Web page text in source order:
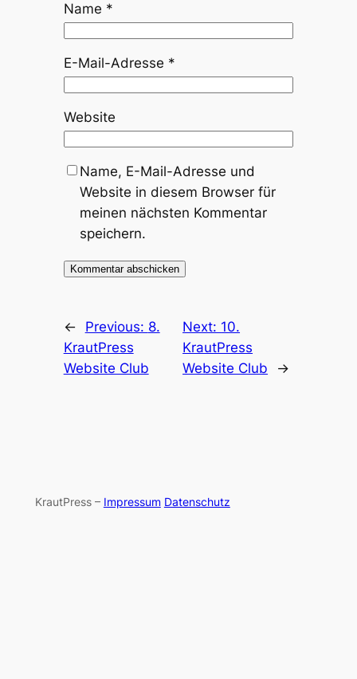
Name *
E-Mail-Adresse *
Website
Name, E-Mail-Adresse und
Website in diesem Browser für
meinen nächsten Kommentar
speichern.
← Previous: 8.
KrautPress
Website Club
Next: 10.
KrautPress
Website Club
→
KrautPress – Impressum Datenschutz